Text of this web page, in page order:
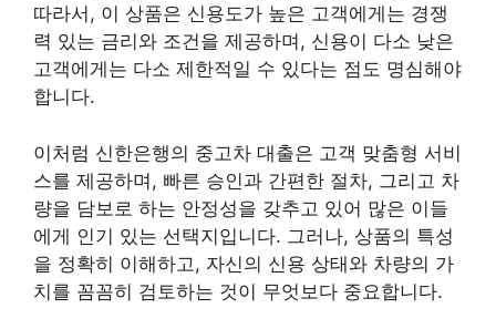
따라서, 이 상품은 신용도가 높은 고객에게는 경쟁
력 있는 금리와 조건을 제공하며, 신용이 다소 낮은
고객에게는 다소 제한적일 수 있다는 점도 명심해야
합니다.
이처럼 신한은행의 중고차 대출은 고객 맞춤형 서비
스를 제공하며, 빠른 승인과 간편한 절차, 그리고 차
량을 담보로 하는 안정성을 갖추고 있어 많은 이들
에게 인기 있는 선택지입니다. 그러나, 상품의 특성
을 정확히 이해하고, 자신의 신용 상태와 차량의 가
치를 꼼꼼히 검토하는 것이 무엇보다 중요합니다.